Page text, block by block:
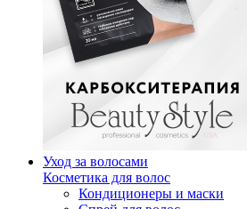
Уход за волосами
Косметика для волос
Кондиционеры и маски